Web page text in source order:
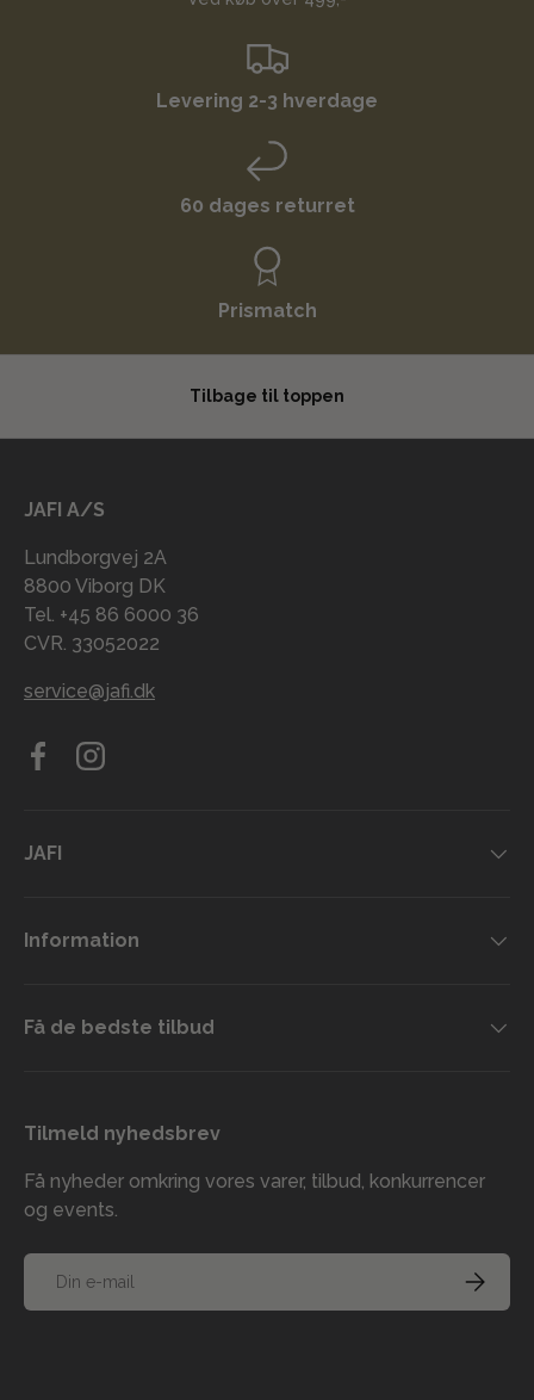
Levering 2-3 hverdage
60 dages returret
Prismatch
Tilbage til toppen
JAFI A/S
Lundborgvej 2A
8800 Viborg DK
Tel. +45 86 6000 36
CVR. 33052022
service@jafi.dk
FacebookInstagram
JAFI
Information
Få de bedste tilbud
Tilmeld nyhedsbrev
Få nyheder omkring vores varer, tilbud, konkurrencer
og events.
TILMELD